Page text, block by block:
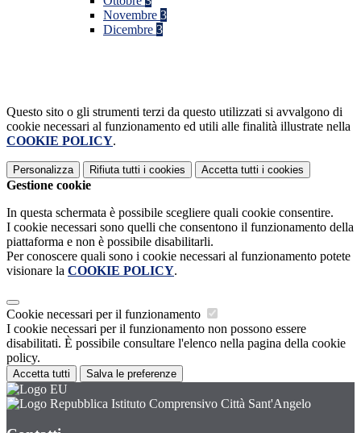
Novembre 3
Dicembre 3
Questo sito o gli strumenti terzi da questo utilizzati si avvalgono di
cookie necessari al funzionamento ed utili alle finalità illustrate nella
COOKIE POLICY.
Personalizza Rifiuta tutti i cookies Accetta tutti i cookies
Gestione cookie
In questa schermata è possibile scegliere quali cookie consentire.
I cookie necessari sono quelli che consentono il funzionamento della
piattaforma e non è possibile disabilitarli.
Per conoscere quali sono i cookie necessari al funzionamento potete
visionare la COOKIE POLICY.
Cookie necessari per il funzionamento
I cookie necessari per il funzionamento non possono essere
disabilitati. È possibile consultare l'elenco nella pagina della cookie
policy.
Accetta tutti Salva le preferenze
Istituto Comprensivo Città Sant'Angelo